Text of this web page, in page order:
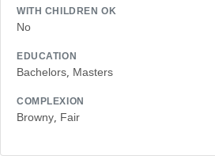
WITH CHILDREN OK
No
EDUCATION
Bachelors, Masters
COMPLEXION
Browny, Fair